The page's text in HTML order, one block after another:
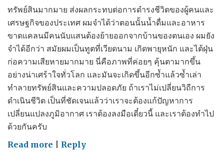
ทรัพย์สินมากมาย ส่งผลกระทบต่อการดำรงชีวิตของผู้คนและ
เศรษฐกิจของประเทศ ผมจำได้ว่าตอนนั้นน้ำดื่มและอาหาร
ขาดแคลนมีคนนับแสนต้องย้ายออกจากบ้านของตนเอง ผมยัง
จำได้อีกว่า สมัยผมเป็นทูตที่เวียดนาม เกิดพายุหนัก และไต้ฝุ่น
ก่อความเสียหายมากมาย นี่คือภาพที่ค่อยๆ คุ้นตามากขึ้น
อย่างน่าเศร้าใจทั่วโลก และมันจะเกิดขึ้นอีกซ้ำแล้วซ้ำเล่า
ทำลายทรัพย์สินและความปลอดภัย ถ้าเราไม่เปลี่ยนวิถีการ
ดำเนินชีวิต เป็นที่ชัดเจนแล้วว่าเราจะต้องแก้ปัญหาการ
เปลี่ยนแปลงภูมิอากาศ เราต้องลงมือเดี๋ยวนี้ และเราต้องทำไป
ด้วยกันครับ
Read more onReply